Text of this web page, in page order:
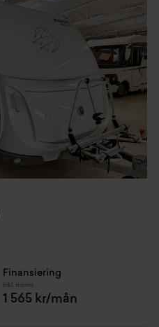
Finansiering
Inkl. moms
1 565 kr/mån